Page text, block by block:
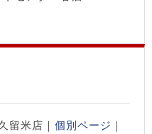
留米店｜ 個別ページ ｜